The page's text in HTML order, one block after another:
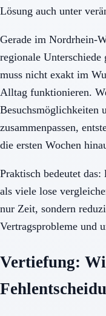
Lösung auch unter
Gerade im Nordrhein-
regionale
muss nicht exakt im
Alltag funktionieren.
Besuchsmöglichkeiten
zusammenpassen,
die ersten Wochen
Praktisch bedeutet
als viele lose
nur Zeit, sondern
Vertragsprobleme und
Vertiefung: